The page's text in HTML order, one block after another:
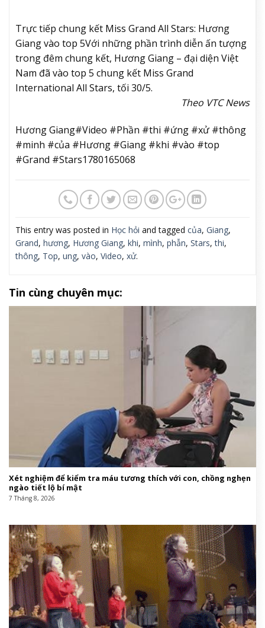
Trực tiếp chung kết Miss Grand All Stars: Hương
Giang vào top 5Với những phần trình diễn ấn tượng
trong đêm chung kết, Hương Giang – đại diện Việt
Nam đã vào top 5 chung kết Miss Grand
International All Stars, tối 30/5.
Theo VTC News
Hương Giang#Video #Phần #thi #ứng #xử #thông
#minh #của #Hương #Giang #khi #vào #top
#Grand #Stars1780165068
This entry was posted in Học hỏi and tagged của, Giang,
Grand, hương, Hương Giang, khi, mình, phẫn, Stars,thi,
thông, Top, ung, vào, Video, xử.
Tin cùng chuyên mục:
Xét nghiệm để kiểm tra máu tương thích với con, chồng nghẹn
ngào tiết lộ bí mật
7 Tháng 8, 2026